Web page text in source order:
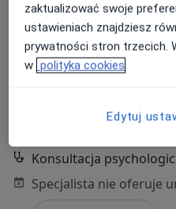
mgr Anna
Psycholog, Psychoterapeuta·
20 opinii
CUSTOS centrum
Konsultacja
zaktualizować swoje
ustawieniach znajdziesz
prywatności stron trzecich.
w polityka cookies
Edytuj